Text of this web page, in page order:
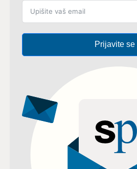
Prijavite se